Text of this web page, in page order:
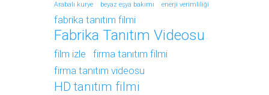
Arabalı kurye beyaz eşya bakımı enerji verimliliği
fabrika tanıtım filmi
Fabrika Tanıtım Videosu
film izle
firma tanıtım filmi
firma tanıtım videosu
HD tanıtım filmi